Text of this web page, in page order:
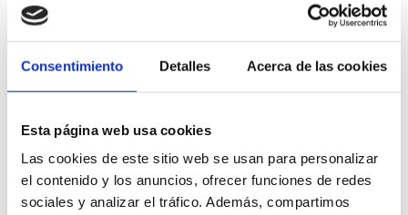
Consentimiento Detalles Acerca de las cookies
Esta página web usa cookies
Las cookies de este sitio web se usan para personalizar
el contenido y los anuncios, ofrecer funciones de redes
sociales y analizar el tráfico. Además, compartimos